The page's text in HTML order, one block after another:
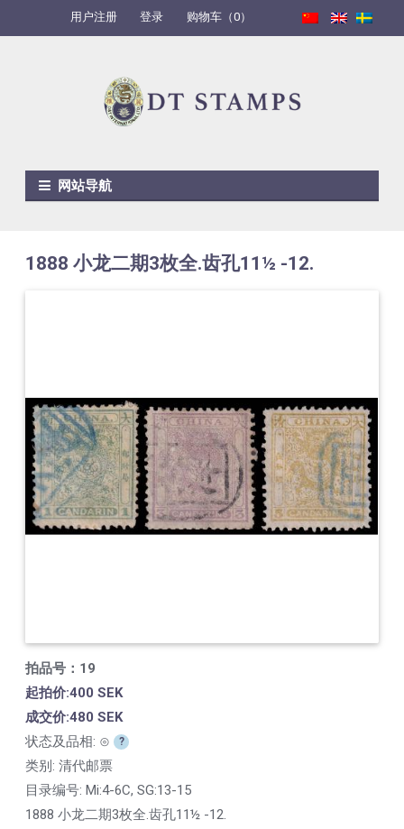
用户注册 登录 购物车（0）
网站导航
1888 小龙二期3枚全.齿孔11½ -12.
拍品号：19
起拍价:400 SEK
成交价:480 SEK
状态及品相: ⊙ ?
类别: 清代邮票
目录编号: Mi:4-6C, SG:13-15
1888 小龙二期3枚全.齿孔11½ -12.